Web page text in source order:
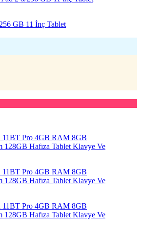
GB 11 İnç Tablet